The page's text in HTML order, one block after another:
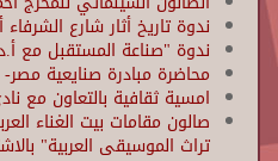
ندوة تاريخ أثار شارع
ندوة "صناعة المستقبل مع
محاضرة مبادرة صنايعية مصر-
امسية ثقافية بالتعاون مع
صالون مقامات بيت الغناء
تراث الموسيقى العربية"